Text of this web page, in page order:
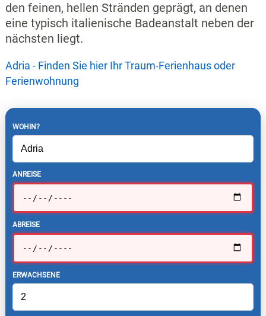
den feinen, hellen Stränden geprägt, an denen
eine typisch italienische Badeanstalt neben der
nächsten liegt.
Adria - Finden Sie hier Ihr Traum-Ferienhaus oder
Ferienwohnung
WOHIN?
ANREISE
ABREISE
ERWACHSENE